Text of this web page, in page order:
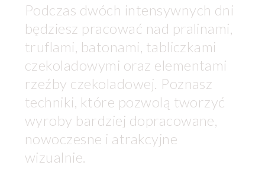
Podczas dwóch intensywnych dni
będziesz pracować nad pralinami,
truflami, batonami, tabliczkami
czekoladowymi oraz elementami
rzeźby czekoladowej. Poznasz
techniki, które pozwolą tworzyć
wyroby bardziej dopracowane,
nowoczesne i atrakcyjne
wizualnie.